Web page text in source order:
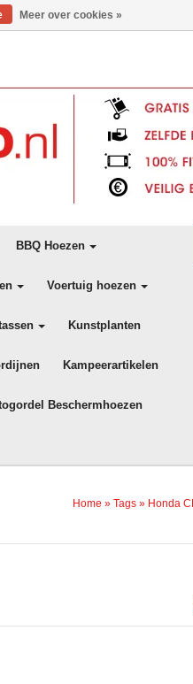
BBQ Hoezen
Voertuig hoezen
Kunstplanten
Kampeerartikelen
Beschermhoezen
Home » Tags » Honda
Meer over cookies »